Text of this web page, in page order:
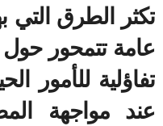
تكثر الطرق التي
عامة تتمحور حول
تفاؤلية للأمور
عند مواجهة